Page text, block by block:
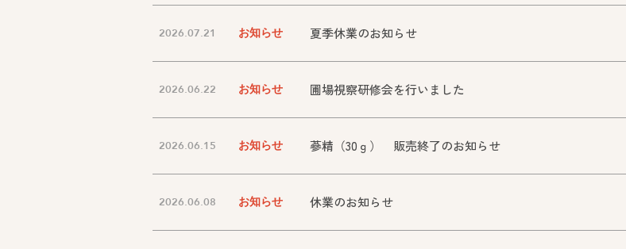
2026.07.21 お知らせ 夏季休業のお知らせ
2026.06.22 お知らせ 圃場視察研修会を行いました
2026.06.15 お知らせ 蔘精（30ｇ） 販売終了のお知らせ
2026.06.08 お知らせ 休業のお知らせ